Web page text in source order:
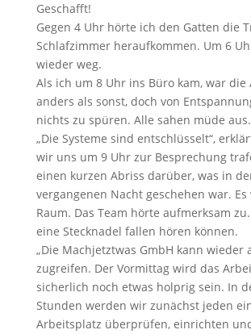
Geschafft!
Gegen 4 Uhr hörte ich den Gatten die
Schlafzimmer heraufkommen. Um 6
wieder weg.
Als ich um 8 Uhr ins Büro kam, war die
anders als sonst, doch von
nichts zu spüren. Alle sahen müde aus.
„Die Systeme sind entschlüsselt“,
wir uns um 9 Uhr zur Besprechung
einen kurzen Abriss darüber, was in
vergangenen Nacht geschehen war.
Raum. Das Team hörte aufmerksam
eine Stecknadel fallen hören können.
„Die Machjetztwas GmbH kann wieder
zugreifen. Der Vormittag wird das
sicherlich noch etwas holprig sein. In
Stunden werden wir zunächst jeden
Arbeitsplatz überprüfen, einrichten